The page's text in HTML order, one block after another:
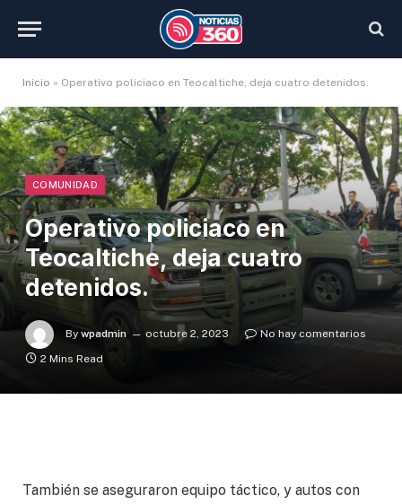
Inicio » Operativo policiaco en Teocaltiche, deja cuatro detenidos.
COMUNIDAD
Operativo policiaco en
Teocaltiche, deja cuatro
detenidos.
By wpadmin octubre 2, 2023
No hay comentarios
2 Mins Read
También se aseguraron equipo táctico, y autos con